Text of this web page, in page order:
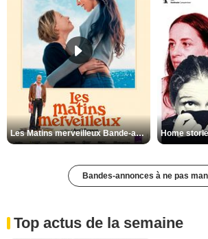
Les Matins merveilleux Bande-annonce VF
Bandes-annonces à ne pas
Top actus de la semaine